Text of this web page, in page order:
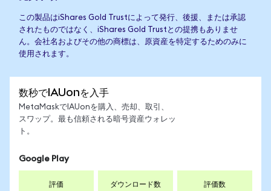
この製品はiShares Gold Trustによって発行、後援、または承認
されたものではなく、iShares Gold Trustとの提携もありませ
ん。会社名およびその他の商標は、原資産を特定するためのみに
使用されます。
数秒でIAUonを入手
MetaMaskでIAUonを購入、売却、取引、
スワップ。最も信頼される暗号資産ウォレッ
ト。
Google Play
評価 ダウンロード数 評価数